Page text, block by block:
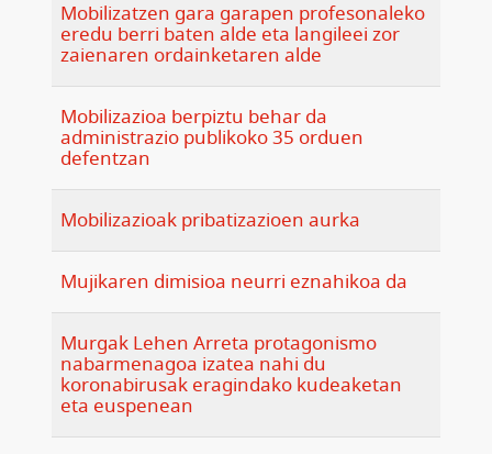
Mobilizatzen gara garapen profesonaleko
eredu berri baten alde eta langileei zor
zaienaren ordainketaren alde
Mobilizazioa berpiztu behar da
administrazio publikoko 35 orduen
defentzan
Mobilizazioak pribatizazioen aurka
Mujikaren dimisioa neurri eznahikoa da
Murgak Lehen Arreta protagonismo
nabarmenagoa izatea nahi du
koronabirusak eragindako kudeaketan
eta euspenean